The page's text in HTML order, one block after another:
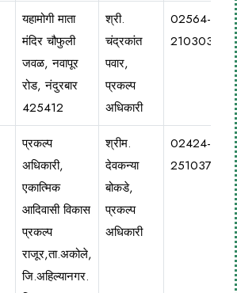
यहामोगी माता
मंदिर चौफुली
जवळ, नवापूर
रोड, नंदुरबार
425412
श्री.
चंद्रकांत
पवार,
प्रकल्प
अधिकारी
02564-
210303
प्रकल्प
अधिकारी,
एकात्मिक
आदिवासी विकास
प्रकल्प
राजूर,ता.अकोले,
जि.अहिल्यानगर.
श्रीम.
देवकन्या
बोकडे,
प्रकल्प
अधिकारी
02424-
251037